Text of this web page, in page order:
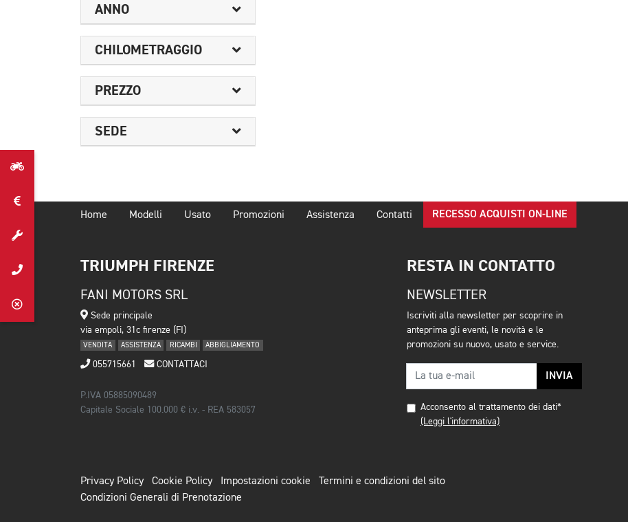
ANNO
CHILOMETRAGGIO
PREZZO
SEDE
Home Modelli Usato Promozioni Assistenza Contatti RECESSO ACQUISTI ON-LINE
TRIUMPH FIRENZE
FANI MOTORS SRL
Sede principale
via empoli, 31c firenze (FI)
VENDITA ASSISTENZA RICAMBI ABBIGLIAMENTO
055715661 CONTATTACI
P.IVA 05885090489
Capitale Sociale 100.000 € i.v. - REA 583057
RESTA IN CONTATTO
NEWSLETTER
Iscriviti alla newsletter per scoprire in
anteprima gli eventi, le novità e le
promozioni su nuovo, usato e service.
INVIA
Acconsento al trattamento dei dati*
(Leggi l'informativa)
Privacy Policy Cookie Policy Impostazioni cookie
Termini e condizioni del sito
Condizioni Generali di Prenotazione